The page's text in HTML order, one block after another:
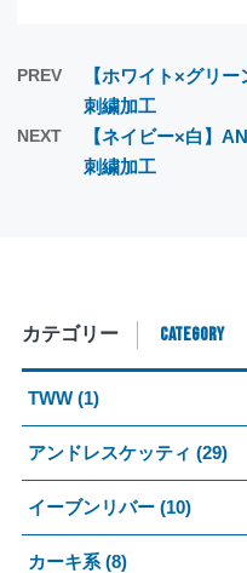
PREV
【ホワイト×グリ
刺繍加工
NEXT
【ネイビー×白】
刺繍加工
カテゴリー CATEGORY
TWW (1)
アンドレスケッティ (29)
イーブンリバー (10)
カーキ系 (8)